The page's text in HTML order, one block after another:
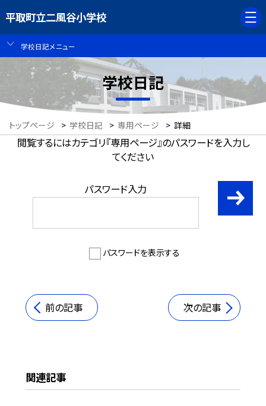
平取町立二風谷小学校
学校日記メニュー
学校日記
トップページ > 学校日記 > 専用ページ > 詳細
閲覧するにはカテゴリ『専用ページ』のパスワードを入力し
てください
パスワード入力
パスワードを表示する
前の記事 次の記事
関連記事